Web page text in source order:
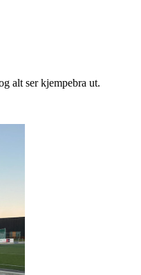
alt ser kjempebra ut.